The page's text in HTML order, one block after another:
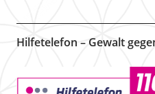
Hilfetelefon – Gewalt